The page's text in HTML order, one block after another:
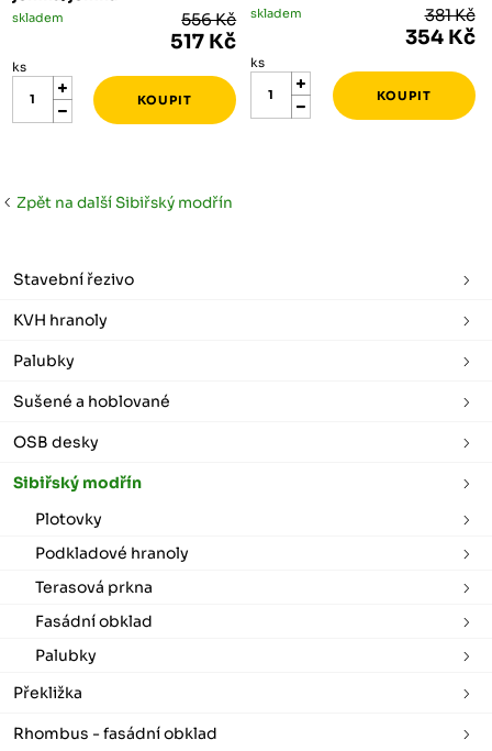
skladem 556 Kč
517 Kč
ks
skladem 381 Kč
354 Kč
ks
Zpět na další Sibiřský modřín
Stavební řezivo
KVH hranoly
Palubky
Sušené a hoblované
OSB desky
Sibiřský modřín
Plotovky
Podkladové hranoly
Terasová prkna
Fasádní obklad
Palubky
Překližka
Rhombus - fasádní obklad